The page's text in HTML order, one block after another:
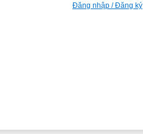
Đăng nhập / Đăng ký